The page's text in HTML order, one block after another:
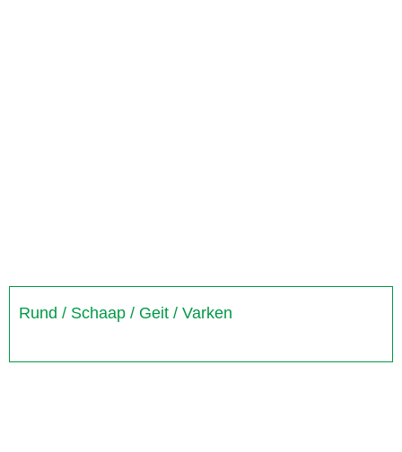
Rund / Schaap / Geit / Varken